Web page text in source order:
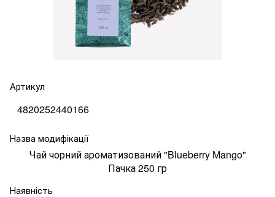
Артикул
4820252440166
Назва модифікації
Чай чорний ароматизований "Blueberry Mango"
Пачка 250 гр
Наявність